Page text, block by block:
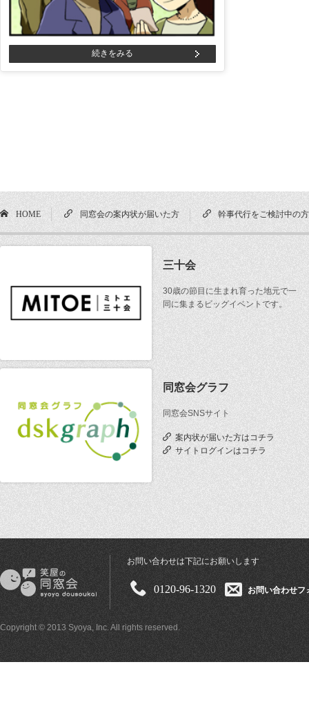
続きをみる
HOME 同窓会の案内状が届いた方 幹事代行をご検討中の方
三十会
30歳の節目に生まれ育った地元で一
同に集まるビッグイベントです。
同窓会グラフ
同窓会SNSサイト
案内状が届いた方はコチラ
サイトログインはコチラ
お問い合わせは下記にお願いします
0120-96-1320 お問い合わせフ
Copyright © 2013 Syoya, Inc. All rights reserved.